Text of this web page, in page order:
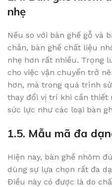
nhẹ
Nếu so với bàn ghế gỗ và
chắn, bàn ghế chất liệu
nhẹ hơn rất nhiều. Trọng
cho việc vận chuyển trở
hơn, mà trong quá trình
thay đổi vị trí khi cần thiết
sức lực như các loại bàn
1.5. Mẫu mã đa
Hiện nay, bàn ghế nhôm
dùng sự lựa chọn rất đa
Điều này có được là do